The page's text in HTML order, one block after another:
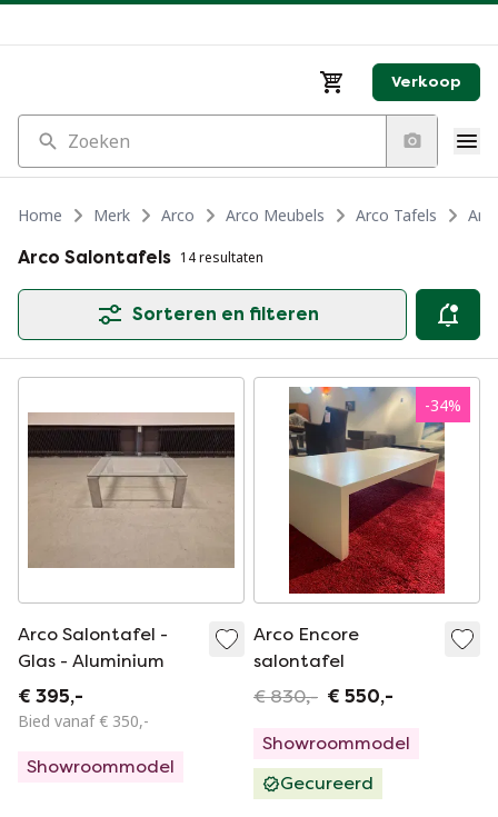
Verkoop
Zoeken
Home Merk Arco Arco Meubels Arco Tafels
Arco Salontafels 14 resultaten
Sorteren en filteren
Arco Salontafel -
Glas - Aluminium
€ 395,-
Bied vanaf € 350,-
Showroommodel
-34%
Arco Encore
salontafel
€ 830,- € 550,-
Showroommodel
Gecureerd